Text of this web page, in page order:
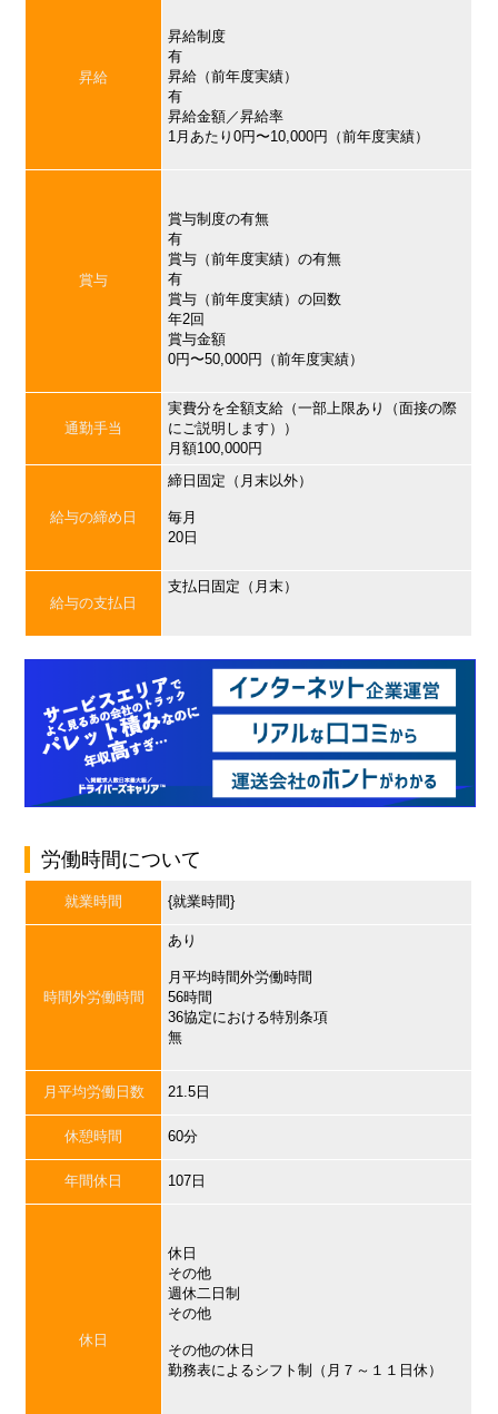
昇給
昇給制度
有
昇給（前年度実績）
有
昇給金額／昇給率
1月あたり0円〜10,000円（前年度実績）
賞与
賞与制度の有無
有
賞与（前年度実績）の有無
有
賞与（前年度実績）の回数
年2回
賞与金額
0円〜50,000円（前年度実績）
通勤手当
実費分を全額支給（一部上限あり（面接の際
にご説明します））
月額100,000円
給与の締め日
締日固定（月末以外）
毎月
20日
給与の支払日
支払日固定（月末）
労働時間について
就業時間 {就業時間}
時間外労働時間
あり
月平均時間外労働時間
56時間
36協定における特別条項
無
月平均労働日数 21.5日
休憩時間 60分
年間休日 107日
休日
休日
その他
週休二日制
その他
その他の休日
勤務表によるシフト制（月７～１１日休）